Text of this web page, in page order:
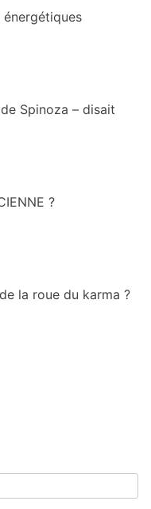
énergétiques
Spinoza – disait
?
la roue du karma ?